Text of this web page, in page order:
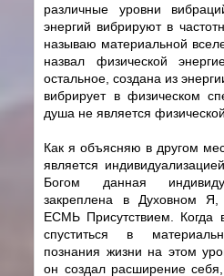
различные уровни
энергий вибрируют в
называю материальной
назвал физической
остальное, создана из
вибрирует в физическом
душа не является физической.
Как я объясняю в другом
является
Богом данная
закреплена в Духовном
ЕСМЬ Присутствием. Когда
спуститься в
познания жизни на этом
он создал расширение